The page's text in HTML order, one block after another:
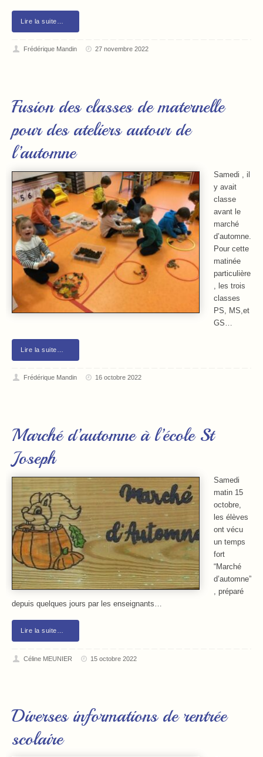
Lire la suite…
Frédérique Mandin 27 novembre 2022
Fusion des classes de maternelle
pour des ateliers autour de
l’automne
Samedi , il
y avait
classe
avant le
marché
d’automne.
Pour cette
matinée
particulière
, les trois
classes
PS, MS,et
GS…
Lire la suite…
Frédérique Mandin 16 octobre 2022
Marché d’automne à l’école St
Joseph
Samedi
matin 15
octobre,
les élèves
ont vécu
un temps
fort
“Marché
d’automne”
, préparé
depuis quelques jours par les enseignants…
Lire la suite…
Céline MEUNIER 15 octobre 2022
Diverses informations de rentrée
scolaire